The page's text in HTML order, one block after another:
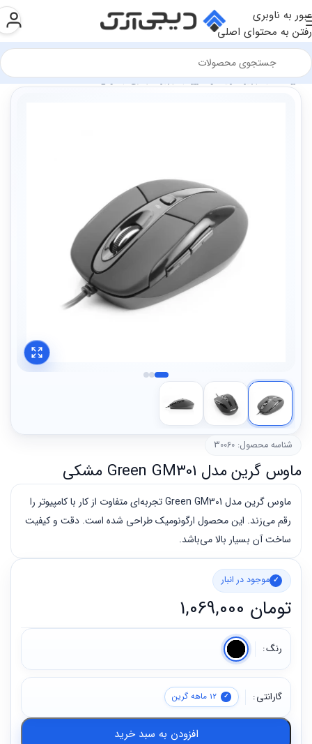
عبور به ناوبری
رفتن به محتوای اصلی
فروشگاه تجهیزات رایانه و اداری تجهیزات جانبی ماوس
شناسه محصول: 30060
ماوس گرین مدل Green GM301 مشکی
ماوس گرین مدل Green GM301 تجربه‌ای متفاوت از کار با کامپیوتر را
رقم می‌زند. این محصول ارگونومیک طراحی شده است. دقت و کیفیت
ساخت آن بسیار بالا می‌باشد.
تومان
موجود در انبار
رنگ
گارانتی 12 ماهه گرین
افزودن به سبد خرید